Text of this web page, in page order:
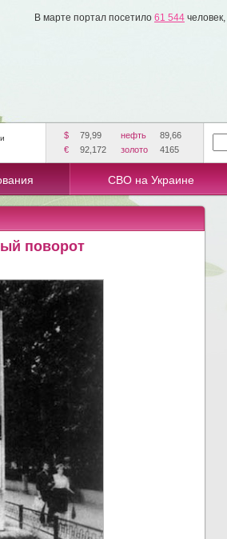
В марте портал посетило 61 544 человек,
$ 79,99 нефть
89,66
€
92,172 золото 4165
СВО на Украине
поворот